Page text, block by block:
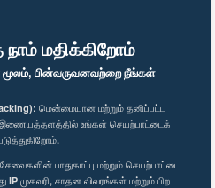
மதிக்கிறோம்
பின்வருவனவற்றை நீங்கள்
மென்மையான மற்றும் தனிப்பட்ட
இணையத்தளத்தில் உங்கள் செயற்பாட்டைக்
பாதுகாப்பு மற்றும் செயற்பாட்டை
IP முகவரி, சாதன விவரங்கள் மற்றும் பிற